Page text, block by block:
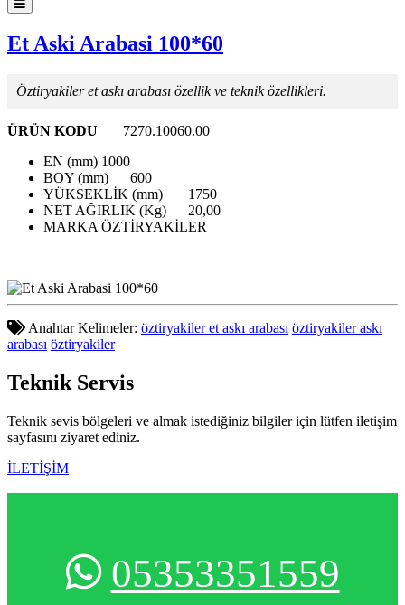
Et Aski Arabasi 100*60
Öztiryakiler et askı arabası özellik ve teknik özellikleri.
ÜRÜN KODU
7270.10060.00
EN (mm) 1000
BOY (mm)
600
YÜKSEKLİK (mm)
1750
NET AĞIRLIK (Kg)
20,00
MARKA ÖZTİRYAKİLER
Anahtar Kelimeler: öztiryakiler et askı arabası öztiryakiler askı
arabası öztiryakiler
Teknik Servis
Teknik sevis bölgeleri ve almak istediğiniz bilgiler için lütfen iletişim
sayfasını ziyaret ediniz.
İLETİŞİM
05353351559